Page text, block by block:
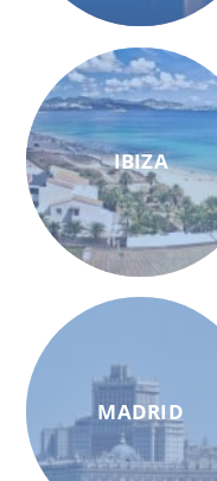
IBIZA
MADRID